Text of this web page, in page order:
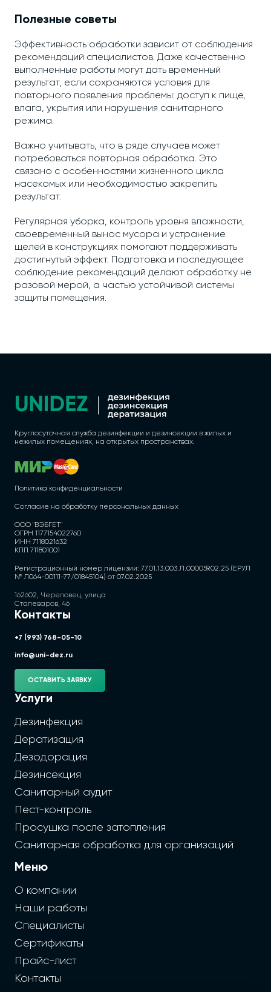
Полезные советы
Эффективность обработки зависит от соблюдения
рекомендаций специалистов. Даже качественно
выполненные работы могут дать временный
результат, если сохраняются условия для
повторного появления проблемы: доступ к пище,
влага, укрытия или нарушения санитарного
режима.
Важно учитывать, что в ряде случаев может
потребоваться повторная обработка. Это
связано с особенностями жизненного цикла
насекомых или необходимостью закрепить
результат.
Регулярная уборка, контроль уровня влажности,
своевременный вынос мусора и устранение
щелей в конструкциях помогают поддерживать
достигнутый эффект. Подготовка и последующее
соблюдение рекомендаций делают обработку не
разовой мерой, а частью устойчивой системы
защиты помещения.
Круглосуточная служба дезинфекции и дезинсекции в жилых и
нежилых помещениях, на открытых пространствах.
Политика конфиденциальности
Согласие на обработку персональных данных
ООО "ВЭБГЕТ"
ОГРН 1177154022760
ИНН 7118021632
КПП 711801001
Регистрационный номер лицензии: 77.01.13.003.Л.000059.02.25 (ЕРУЛ
№ Л064-00111-77/01845104) от 07.02.2025
162602, Череповец, улица
Сталеваров, 46
Контакты
+7 (993) 768-05-10
info@uni-dez.ru
ОСТАВИТЬ ЗАЯВКУ
Услуги
Дезинфекция
Дератизация
Дезодорация
Дезинсекция
Санитарный аудит
Пест-контроль
Просушка после затопления
Санитарная обработка для организаций
Меню
О компании
Наши работы
Специалисты
Сертификаты
Прайс-лист
Контакты